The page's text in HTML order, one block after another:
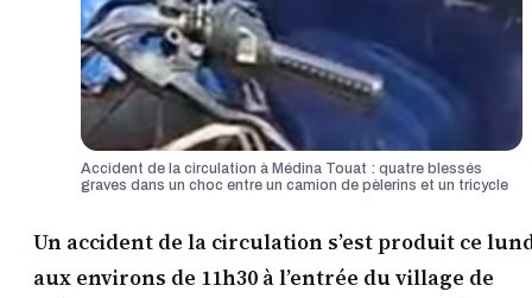
Accident de la circulation à Médina Touat : quatre blessés
graves dans un choc entre un camion de pèlerins et un tricycle
Un accident de la circulation s’est produit ce
aux environs de 11h30 à l’entrée du village de